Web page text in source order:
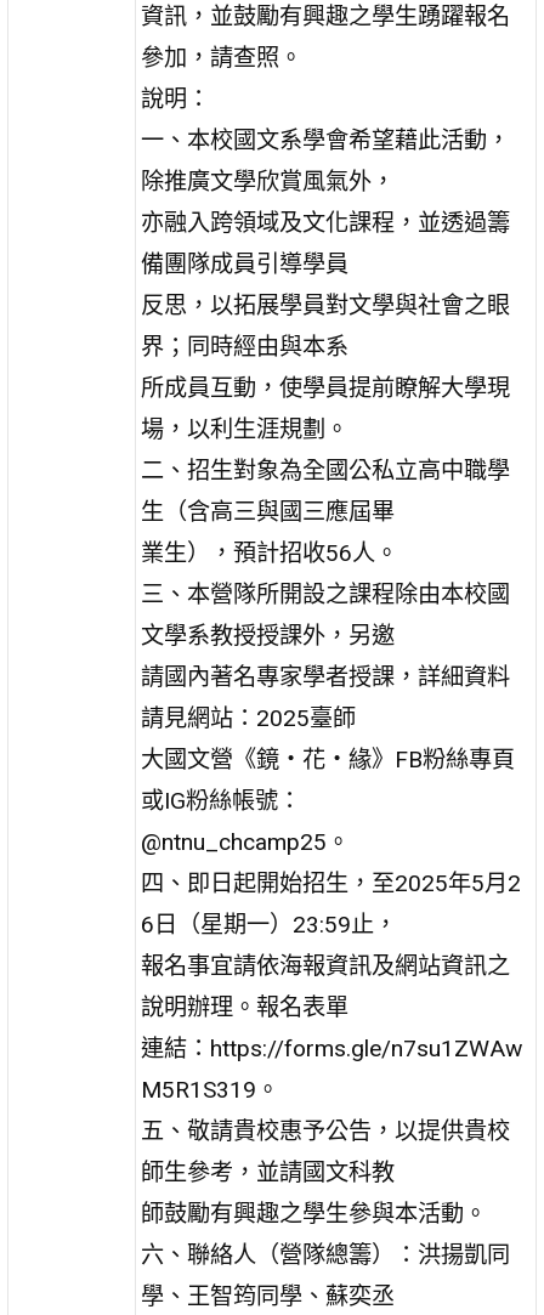
資訊，並鼓勵有興趣之學生踴躍報名
參加，請查照。
說明：
一、本校國文系學會希望藉此活動，
除推廣文學欣賞風氣外，
亦融入跨領域及文化課程，並透過籌
備團隊成員引導學員
反思，以拓展學員對文學與社會之眼
界；同時經由與本系
所成員互動，使學員提前瞭解大學現
場，以利生涯規劃。
二、招生對象為全國公私立高中職學
生（含高三與國三應屆畢
業生），預計招收56人。
三、本營隊所開設之課程除由本校國
文學系教授授課外，另邀
請國內著名專家學者授課，詳細資料
請見網站：2025臺師
大國文營《鏡‧花‧緣》FB粉絲專頁
或IG粉絲帳號：
@ntnu_chcamp25。
四、即日起開始招生，至2025年5月2
6日（星期一）23:59止，
報名事宜請依海報資訊及網站資訊之
說明辦理。報名表單
連結：https://forms.gle/n7su1ZWAw
M5R1S319。
五、敬請貴校惠予公告，以提供貴校
師生參考，並請國文科教
師鼓勵有興趣之學生參與本活動。
六、聯絡人（營隊總籌）：洪揚凱同
學、王智筠同學、蘇奕丞